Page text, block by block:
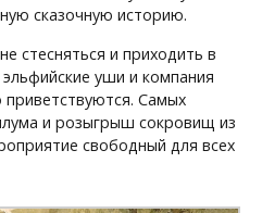
сказочную историю.
стесняться и приходить в
уши и компания
Самых
и розыгрыш сокровищ из
свободный для всех